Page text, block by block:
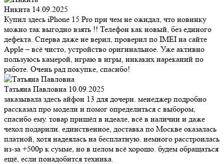
Никита 14.09.2025
Купил здесь iPhone 15 Pro при чем не ожидал, что новинку
можно так выгодно взять !! Телефон как новый, без единого
дефекта. Сперва даже не верил, проверил по IMEI на сайте
Apple – всё чисто, устройство оригинальное. Уже активно
пользуюсь камерой, играю в игры, никаких нареканий по
работе. Очень рад покупке, спасибо!
Татьяна Павловна 10.09.2025
заказывала здесь айфон 13 для дочери. менеджер подробно
рассказал про модели и помог определиться с выбором,
спасибо ему. товар пришёл в идеале, всё в наличии и даже
чехол подарили. единственное, доставка по Москве оказалась
платной, хотя надеялась на бесплатную. немного расстроилась
из-за +500р к сумме, но в целом всё хорошо. будем обращаться
ещё, если понадобится техника.